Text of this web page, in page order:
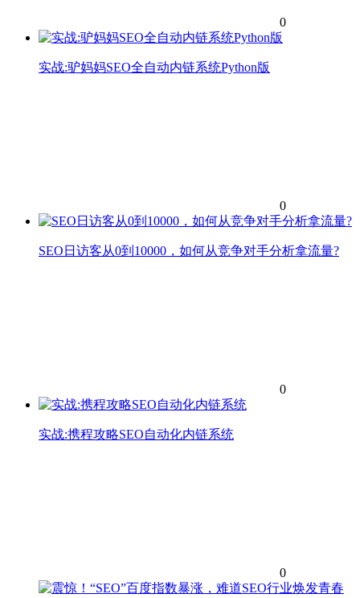
0
实战:驴妈妈SEO全自动内链系统Python版
0
SEO日访客从0到10000，如何从竞争对手分析拿流量?
0
实战:携程攻略SEO自动化内链系统
0